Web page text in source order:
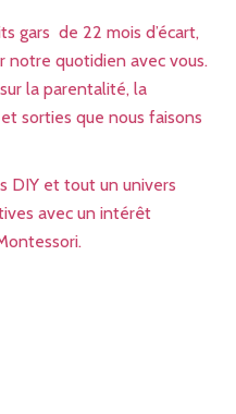
gars de 22 mois d’écart,
notre quotidien avec vous.
la parentalité, la
sorties que nous faisons
DIY et tout un univers
avec un intérêt